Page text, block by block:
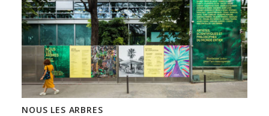
NOUS LES ARBRES